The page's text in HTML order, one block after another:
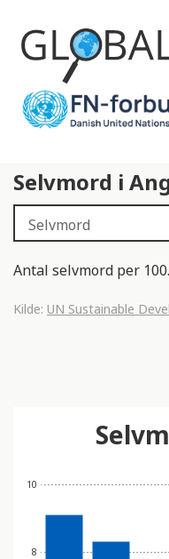
Selvmord i
Antal selvmord per
Kilde: UN Sustainable
8
10